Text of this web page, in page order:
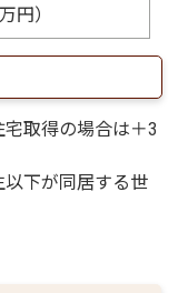
円）
取得の場合は＋3
下が同居する世